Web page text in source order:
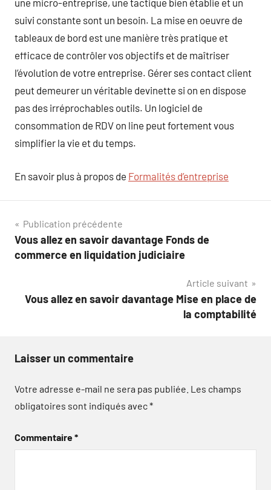
une micro-entreprise, une tactique bien établie et un
suivi constante sont un besoin. La mise en oeuvre de
tableaux de bord est une manière très pratique et
efficace de contrôler vos objectifs et de maîtriser
l’évolution de votre entreprise. Gérer ses contact client
peut demeurer un véritable devinette si on en dispose
pas des irréprochables outils. Un logiciel de
consommation de RDV on line peut fortement vous
simplifier la vie et du temps.
En savoir plus à propos de Formalités d’entreprise
Navigation
de
Publication précédente
Vous allez en savoir davantage Fonds de
commerce en liquidation judiciaire
Article suivant
Vous allez en savoir davantage Mise en place de
la comptabilité
Laisser un commentaire
Votre adresse e-mail ne sera pas publiée. Les champs
obligatoires sont indiqués avec*
Commentaire*